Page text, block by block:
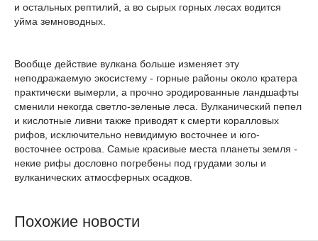
и остальных рептилий, а во сырых горных лесах водится
уйма земноводных.
Вообще действие вулкана больше изменяет эту
неподражаемую экосистему - горные районы около кратера
практически вымерли, а прочно эродированные ландшафты
сменили некогда светло-зеленые леса. Вулканический пепел
и кислотные ливни также приводят к смерти коралловых
рифов, исключительно невидимую восточнее и юго-
восточнее острова. Самые красивые места планеты земля -
некие рифы дословно погребены под грудами золы и
вулканических атмосферных осадков.
Похожие новости